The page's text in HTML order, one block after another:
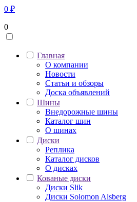
0 ₽
0
Главная
О компании
Новости
Статьи и обзоры
Доска объявлений
Шины
Внедорожные шины
Каталог шин
О шинах
Диски
Реплика
Каталог дисков
О дисках
Кованые диски
Диски Slik
Диски Solomon Alsberg